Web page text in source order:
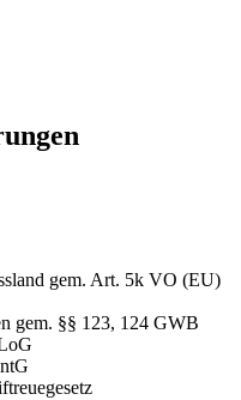
gem. Art. 5k VO (EU)
gem. §§ 123, 124 GWB